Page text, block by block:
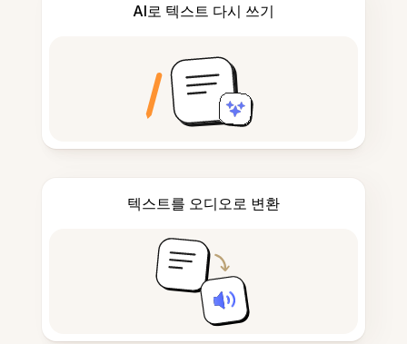
AI로 텍스트 다시 쓰기
텍스트를 오디오로 변환